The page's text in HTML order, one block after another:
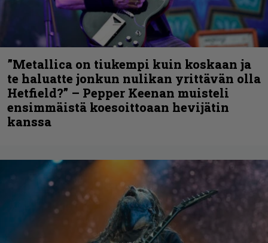
”Metallica on tiukempi kuin koskaan ja
te haluatte jonkun nulikan yrittävän olla
Hetfield?” – Pepper Keenan muisteli
ensimmäistä koesoittoaan hevijätin
kanssa